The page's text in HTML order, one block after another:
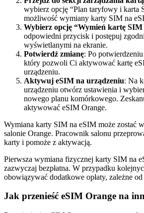
wybierz opcję “Plan taryfowy i karta
możliwość wymiany karty SIM na
Wybierz opcję “Wymień kartę
odpowiedni przycisk i postępuj
wyświetlanymi na ekranie.
Potwierdź zmianę: Po
który pozwoli Ci aktywować kartę
urządzeniu.
Aktywuj eSIM na urządzeniu: Na
urządzeniu otwórz ustawienia i
nowego planu komórkowego.
aktywować eSIM Orange.
Wymiana karty SIM na eSIM może zostać
salonie Orange. Pracownik salonu
karty i pomoże z aktywacją.
Pierwsza wymiana fizycznej karty SIM na
zazwyczaj bezpłatna. W przypadku
obowiązywać dodatkowe opłaty, zależne
Jak przenieść eSIM Orange na